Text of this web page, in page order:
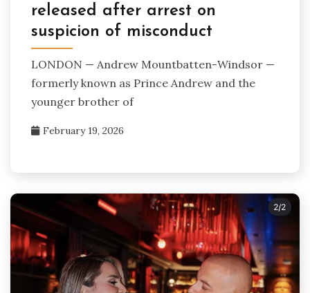
released after arrest on
suspicion of misconduct
LONDON — Andrew Mountbatten-Windsor —
formerly known as Prince Andrew and the
younger brother of
February 19, 2026